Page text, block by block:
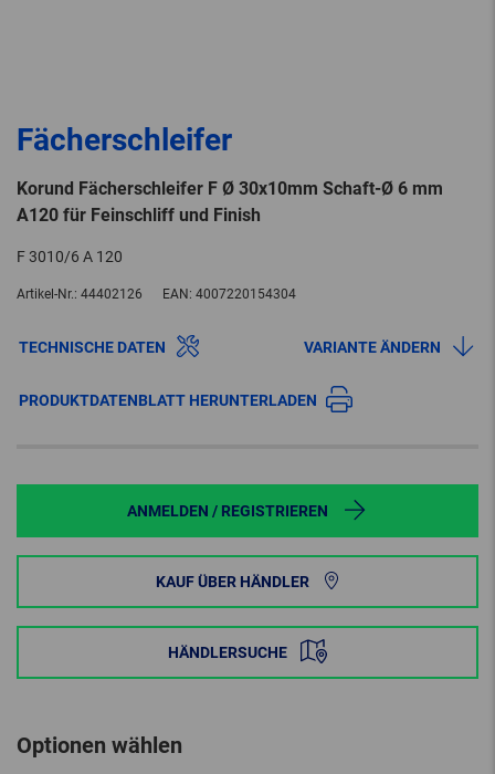
Fächerschleifer
Korund Fächerschleifer F Ø 30x10mm Schaft-Ø 6 mm
A120 für Feinschliff und Finish
F 3010/6 A 120
Artikel-Nr.: 44402126 EAN: 4007220154304
TECHNISCHE DATEN VARIANTE ÄNDERN
PRODUKTDATENBLATT HERUNTERLADEN
ANMELDEN / REGISTRIEREN
KAUF ÜBER HÄNDLER
HÄNDLERSUCHE
Optionen wählen